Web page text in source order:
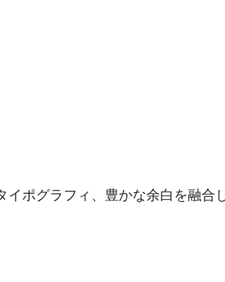
ポグラフィ、豊かな余白を融合